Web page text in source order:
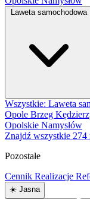
Laweta samochodowa
Wszystkie: Laweta
Opole Brzeg
Opolskie Namysłów
Znajdź wszystkie
Pozostałe
Cennik Realizacje
☀️ Jasna